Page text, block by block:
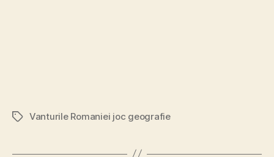
EticheteVanturile Romaniei joc geografie